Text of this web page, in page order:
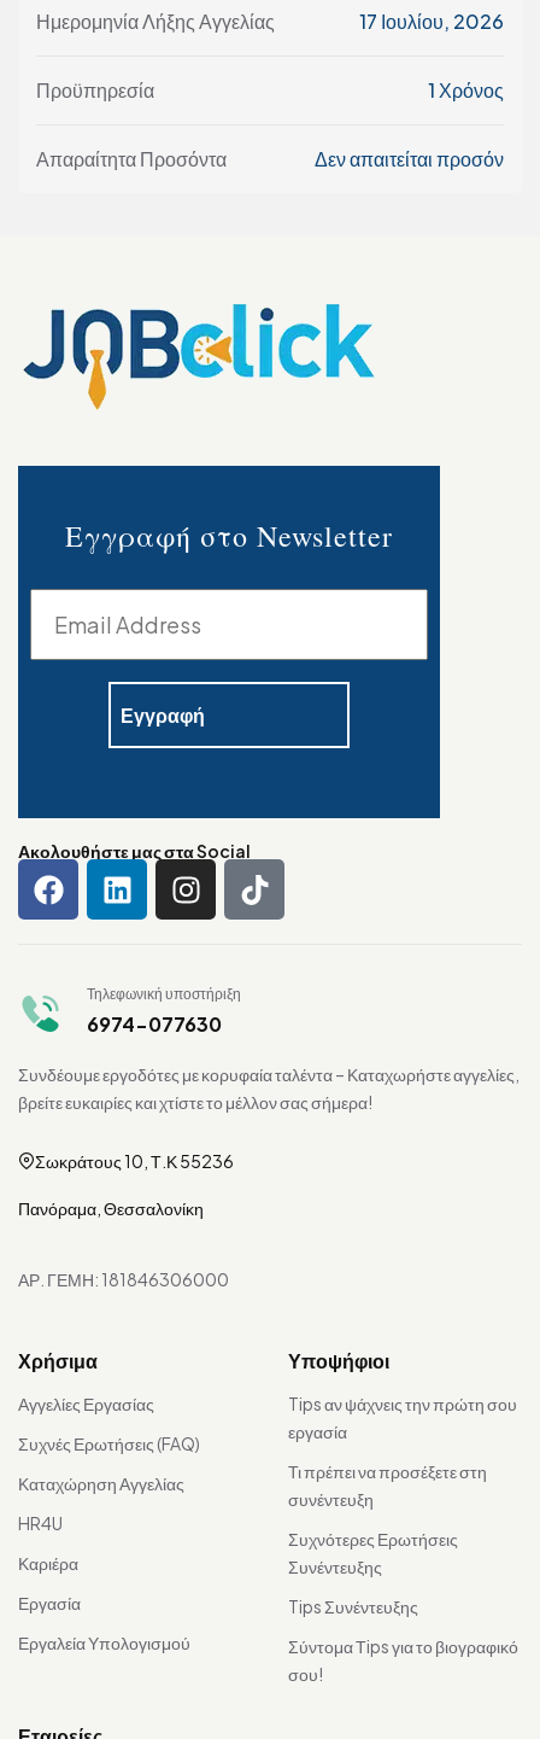
Ημερομηνία Λήξης Αγγελίας 17 Ιουλίου, 2026
Προϋπηρεσία 1 Χρόνος
Απαραίτητα Προσόντα Δεν απαιτείται προσόν
Εγγραφή στο Newsletter
Ακολουθήστε μας στα Social
Τηλεφωνική υποστήριξη
6974-077630
Συνδέουμε εργοδότες με κορυφαία ταλέντα – Καταχωρήστε αγγελίες,
βρείτε ευκαιρίες και χτίστε το μέλλον σας σήμερα!
Σωκράτους 10, Τ.Κ 55236
Πανόραμα, Θεσσαλονίκη
ΑΡ. ΓΕΜΗ: 181846306000
Χρήσιμα
Αγγελίες Εργασίας
Συχνές Ερωτήσεις (FAQ)
Καταχώρηση Αγγελίας
HR4U
Καριέρα
Εργασία
Εργαλεία Υπολογισμού
Υποψήφιοι
Tips αν ψάχνεις την πρώτη σου
εργασία
Τι πρέπει να προσέξετε στη
συνέντευξη
Συχνότερες Ερωτήσεις
Συνέντευξης
Tips Συνέντευξης
Σύντομα Τips για το βιογραφικό
σου!